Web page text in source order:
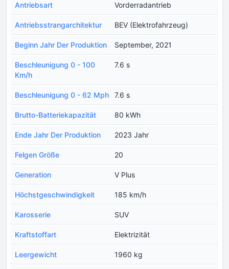
Antriebsart Vorderradantrieb
Antriebsstrangarchitektur BEV (Elektrofahrzeug)
Beginn Jahr Der Produktion September, 2021
Beschleunigung 0 - 100
Km/h
7.6 s
Beschleunigung 0 - 62 Mph 7.6 s
Brutto-Batteriekapazität 80 kWh
Ende Jahr Der Produktion 2023 Jahr
Felgen Größe 20
Generation V Plus
Höchstgeschwindigkeit 185 km/h
Karosserie SUV
Kraftstoffart Elektrizität
Leergewicht 1960 kg